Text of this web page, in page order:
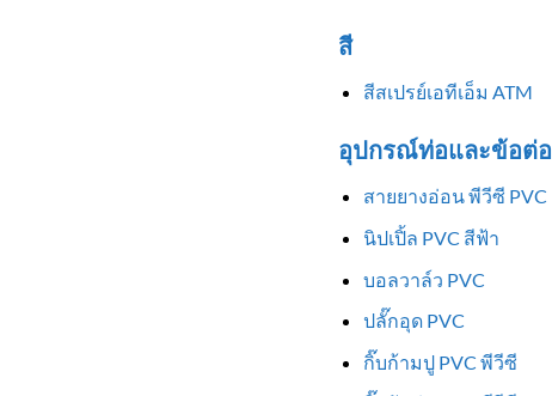
สี
สีสเปรย์เอทีเอ็ม ATM
อุปกรณ์ท่อและข้อต่อ
สายยางอ่อน พีวีซี PVC
นิปเปิ้ล PVC สีฟ้า
บอลวาล์ว PVC
ปลั๊กอุด PVC
กิ๊บก้ามปู PVC พีวีซี